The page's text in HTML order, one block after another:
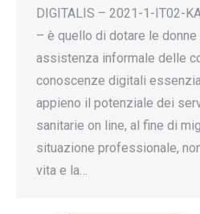
DIGITALIS – 2021-1-IT02-
– è quello di dotare le
assistenza informale delle
conoscenze digitali
appieno il potenziale dei
sanitarie on line, al fine di
situazione professionale,
vita e la…